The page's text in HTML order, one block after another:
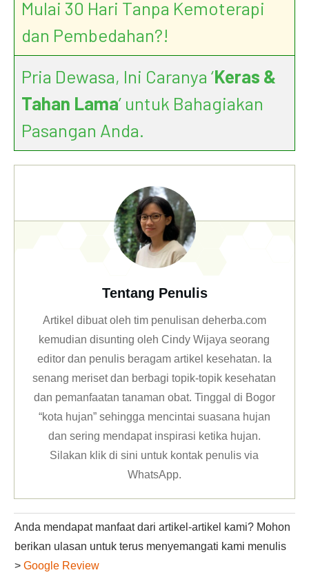
Q&A on coronaviruses
Mulai 30 Hari Tanpa Kemoterapi
dan Pembedahan?!
Pria Dewasa, Ini Caranya ‘Keras &
Tahan Lama’ untuk Bahagiakan
Pasangan Anda.
Tentang Penulis
Artikel dibuat oleh tim penulisan deherba.com
kemudian disunting oleh Cindy Wijaya seorang
editor dan penulis beragam artikel kesehatan. Ia
senang meriset dan berbagi topik-topik kesehatan
dan pemanfaatan tanaman obat. Tinggal di Bogor
“kota hujan” sehingga mencintai suasana hujan
dan sering mendapat inspirasi ketika hujan.
Silakan klikdi sini untuk kontak penulis via
WhatsApp.
Anda mendapat manfaat dari artikel-artikel kami? Mohon
berikan ulasan untuk terus menyemangati kami menulis
> Google Review